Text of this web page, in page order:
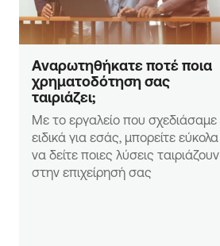
Αναρωτηθήκατε ποτέ ποια
χρηματοδότηση σας
ταιριάζει;
Με το εργαλείο που σχεδιάσαμε
ειδικά για εσάς, μπορείτε εύκολα
να δείτε ποιες λύσεις ταιριάζουν
στην επιχείρησή σας